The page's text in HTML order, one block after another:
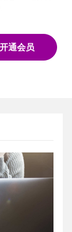
开通会员